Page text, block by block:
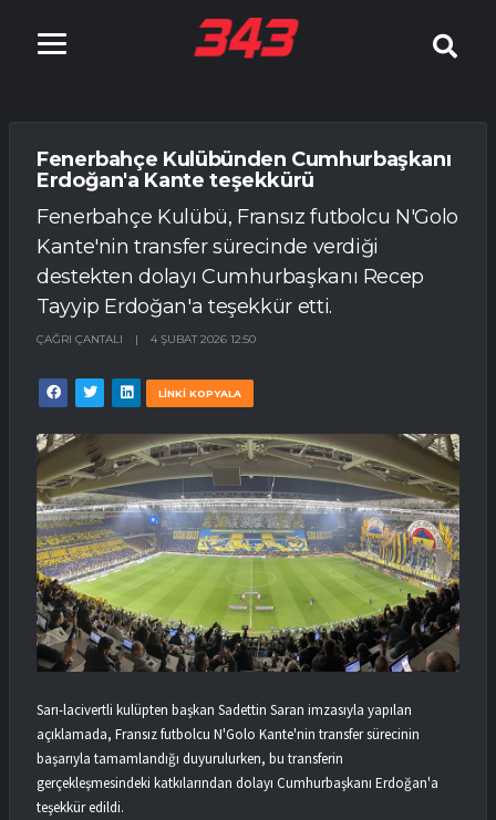
Fenerbahçe Kulübünden Cumhurbaşkanı
Erdoğan'a Kante teşekkürü
Fenerbahçe Kulübü, Fransız futbolcu N'Golo
Kante'nin transfer sürecinde verdiği
destekten dolayı Cumhurbaşkanı Recep
Tayyip Erdoğan'a teşekkür etti.
ÇAĞRI ÇANTALI | 4 ŞUBAT 2026 12:50
LİNKİ KOPYALA
Sarı-lacivertli kulüpten başkan Sadettin Saran imzasıyla yapılan
açıklamada, Fransız futbolcu N'Golo Kante'nin transfer sürecinin
başarıyla tamamlandığı duyurulurken, bu transferin
gerçekleşmesindeki katkılarından dolayı Cumhurbaşkanı Erdoğan'a
teşekkür edildi.